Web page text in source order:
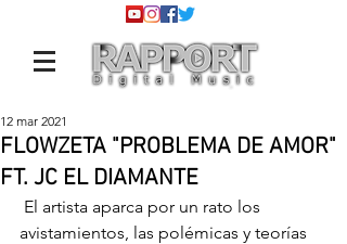
FLOWZETA "PROBLEMA DE AMOR"
FT. JC EL DIAMANTE
12 mar 2021
avistamientos, las polémicas y teorías